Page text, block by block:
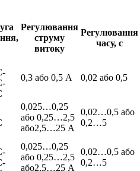
Регулювання
струму
витоку
Регулювання
часу, с
0,3 або 0,5 А 0,02 або 0,5
0,025…0,25
або 0,25…2,5
або2,5…25 А
0,02…0,5 або
0,2…5
0,025…0,25
або 0,25…2,5
або2,5…25 А
0,02…0,5 або
0,2…5